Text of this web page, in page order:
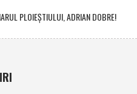
PLOIEŞTIULUI, ADRIAN DOBRE!